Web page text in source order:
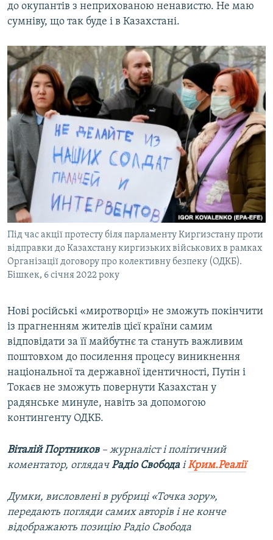
до окупантів з неприхованою ненавистю. Не маю
сумніву, що так буде і в Казахстані.
Під час акції протесту біля парламенту Киргизстану проти
відправки до Казахстану киргизьких військових в рамках
Організації договору про колективну безпеку (ОДКБ).
Бішкек, 6 січня 2022 року
Нові російські «миротворці» не зможуть покінчити
із прагненням жителів цієї країни самим
відповідати за її майбутнє та стануть важливим
поштовхом до посилення процесу виникнення
національної та державної ідентичності, Путін і
Токаєв не зможуть повернути Казахстан у
радянське минуле, навіть за допомогою
контингенту ОДКБ.
Віталій Портников– журналіст і політичний
коментатор, оглядачРадіо СвободаіКрим.Реалії
Думки, висловлені в рубриці «Точка зору»,
передають погляди самих авторів і не конче
відображають позицію Радіо Свобода